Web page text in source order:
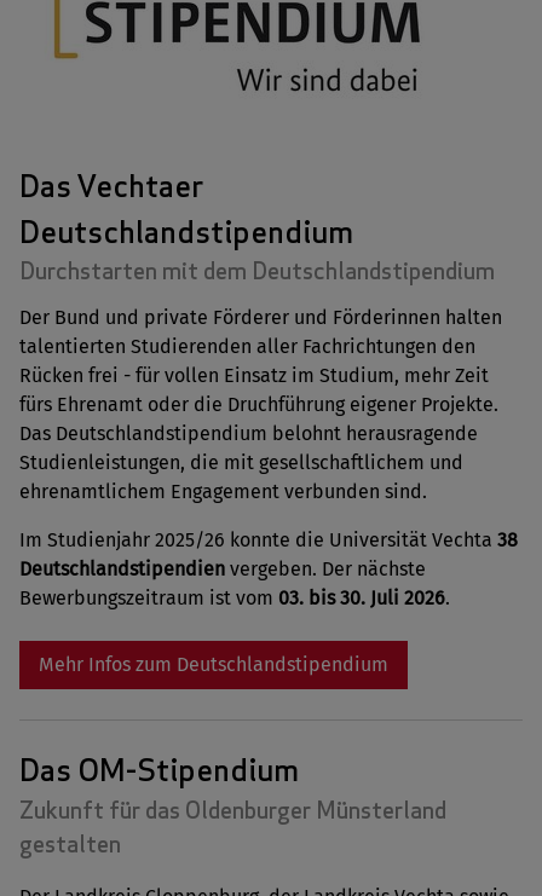
Das Vechtaer
Deutschlandstipendium
Durchstarten mit dem Deutschlandstipendium
Der Bund und private Förderer und Förderinnen halten
talentierten Studierenden aller Fachrichtungen den
Rücken frei - für vollen Einsatz im Studium, mehr Zeit
fürs Ehrenamt oder die Druchführung eigener Projekte.
Das Deutschlandstipendium belohnt herausragende
Studienleistungen, die mit gesellschaftlichem und
ehrenamtlichem Engagement verbunden sind.
Im Studienjahr 2025/26 konnte die Universität Vechta38
Deutschlandstipendien vergeben. Der nächste
Bewerbungszeitraum ist vom 03. bis 30. Juli 2026.
Mehr Infos zum Deutschlandstipendium
Das OM-Stipendium
Zukunft für das Oldenburger Münsterland
gestalten